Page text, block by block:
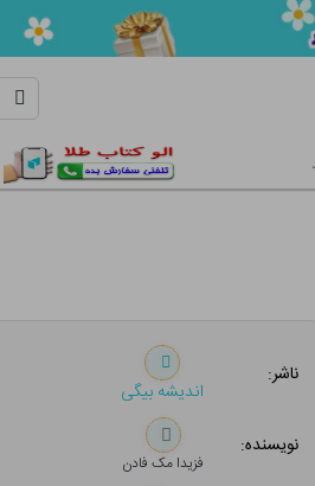
ناشر:
اندیشه بیگی
نویسنده:
فزیدا مک فادن